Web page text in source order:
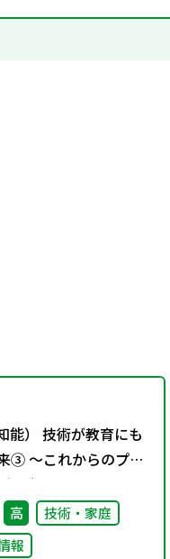
能） 技術が教育にも
③ ～これからのプロ
教育～
高
技術・家庭
報